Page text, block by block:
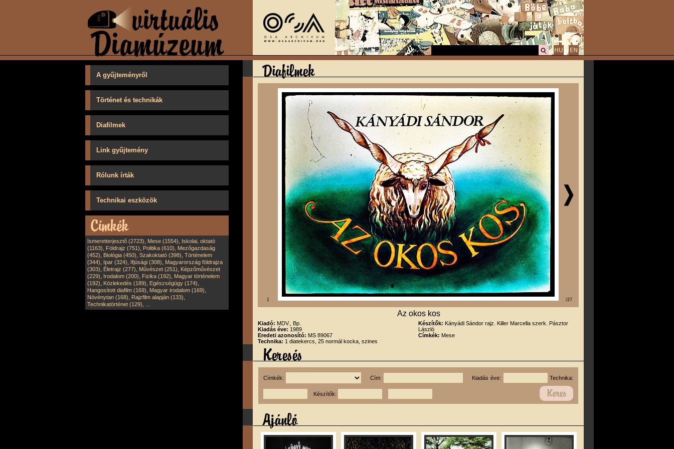
A gyűjteményről
Történet és technikák
Diafilmek
Link gyűjtemény
Rólunk írták
Technikai eszközök
Ismeretterjesztő (2723), Mese (1554), Iskolai, oktató
(1163), Földrajz (751), Politika (610), Mezőgazdaság
(452), Biológia (450), Szakoktató (398), Történelem
(344), Ipar (324), Ifjúsági (308), Magyarország földrajza
(303), Életrajz (277), Művészet (251), Képzőművészet
(229), Irodalom (200), Fizika (192), Magyar történelem
(192), Közlekedés (189), Egészségügy (174),
Hangosított diafilm (169), Magyar irodalom (169),
Növénytan (168), Rajzfilm alapján (133),
Technikatörténet (129),
1 /27
Az okos kos
Kiadó: MDV., Bp.
Kiadás éve: 1989
Eredeti azonosító: MS 89067
Technika: 1 diatekercs, 25 normál kocka, szines
Készítők: Kányádi Sándor rajz. Killer Marcella szerk. Pásztor
László
Címkék: Mese
Címkék: Cím: Kiadás éve: Technika:
Készítők: